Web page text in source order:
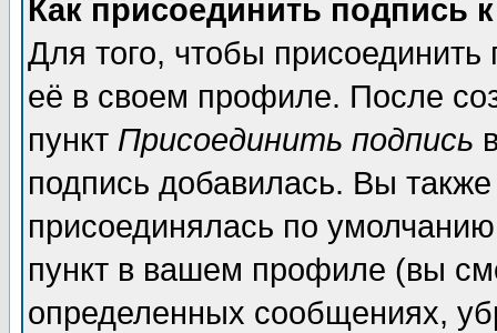
Как присоединить подпись
Для того, чтобы
её в своем профиле. После
пункт Присоединить подпись
подпись добавилась. Вы
присоединялась по
пункт в вашем профиле (вы
определенных сообщениях,